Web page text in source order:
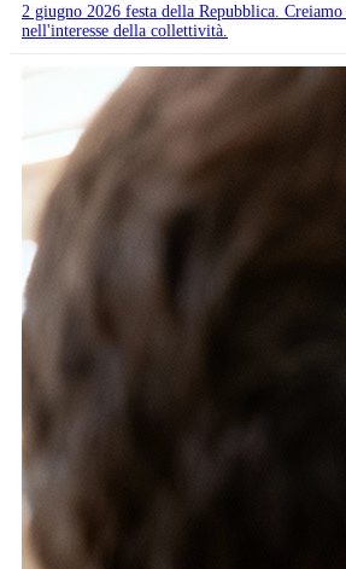
2 giugno 2026 festa della Repubblica.
nell'interesse della collettività.